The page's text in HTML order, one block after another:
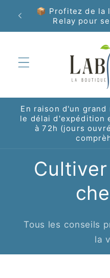
Skip to
content
📦 Profitez de la
Relay pour
En raison d'un grand
le délai d'expédition
à 72h (jours
Tous les conseils
la